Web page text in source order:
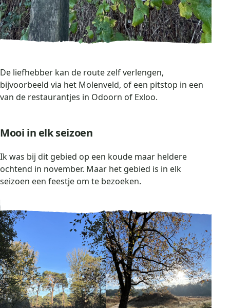
De liefhebber kan de route zelf verlengen,
bijvoorbeeld via het Molenveld, of een pitstop in een
van de restaurantjes in Odoorn of Exloo.
Mooi in elk seizoen
Ik was bij dit gebied op een koude maar heldere
ochtend in november. Maar het gebied is in elk
seizoen een feestje om te bezoeken.